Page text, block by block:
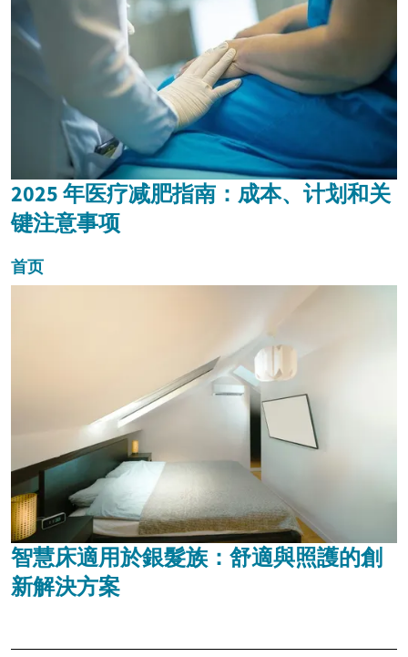
2025 年医疗减肥指南：成本、计划和关
键注意事项
首页
智慧床適用於銀髮族：舒適與照護的創
新解決方案